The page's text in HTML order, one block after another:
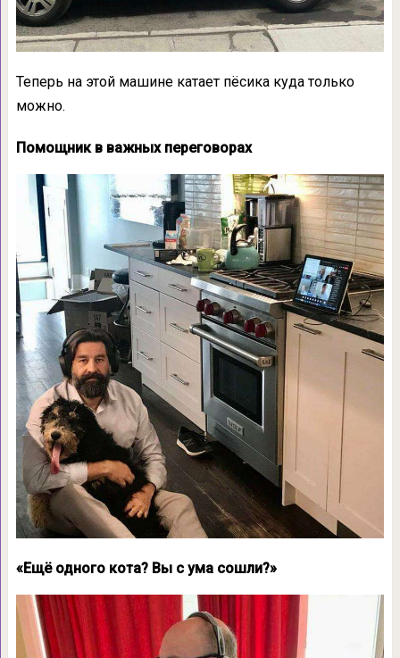
Теперь на этой машине катает пёсика куда только
можно.
Помощник в важных переговорах
«Ещё одного кота? Вы с ума сошли?»